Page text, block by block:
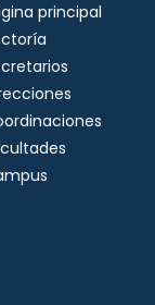
principal